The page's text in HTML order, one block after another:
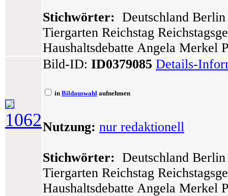
Stichwörter: Deutschland
Tiergarten Reichstag
Haushaltsdebatte Angela Merkel
1062
Bild-ID: ID0379085 Details-
in Bildauswahl aufnehmen
Nutzung: nur redaktionell
Stichwörter: Deutschland
Tiergarten Reichstag
Haushaltsdebatte Angela Merkel